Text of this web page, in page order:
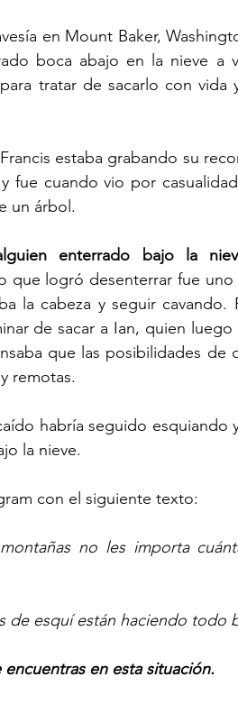
en Mount Baker,
boca abajo en la nieve a
tratar de sacarlo con vida
estaba grabando su
fue cuando vio por
un árbol.
enterrado bajo la
que logró desenterrar fue
la cabeza y seguir cavando.
de sacar a Ian, quien
que las posibilidades de
remotas.
habría seguido esquiando
la nieve.
con el siguiente texto:
no les importa
de esquí están haciendo todo
en esta situación.